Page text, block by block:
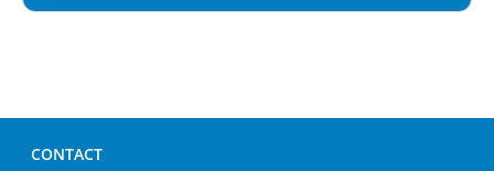
CONTACT